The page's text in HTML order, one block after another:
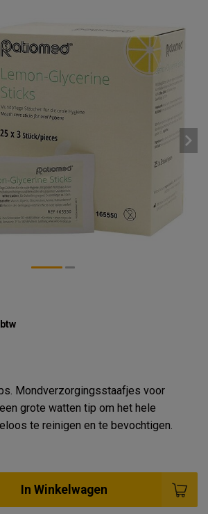
Mondverzorgingsstaafjes voor
grote watten tip om het hele
te reinigen en te bevochtigen.
In Winkelwagen